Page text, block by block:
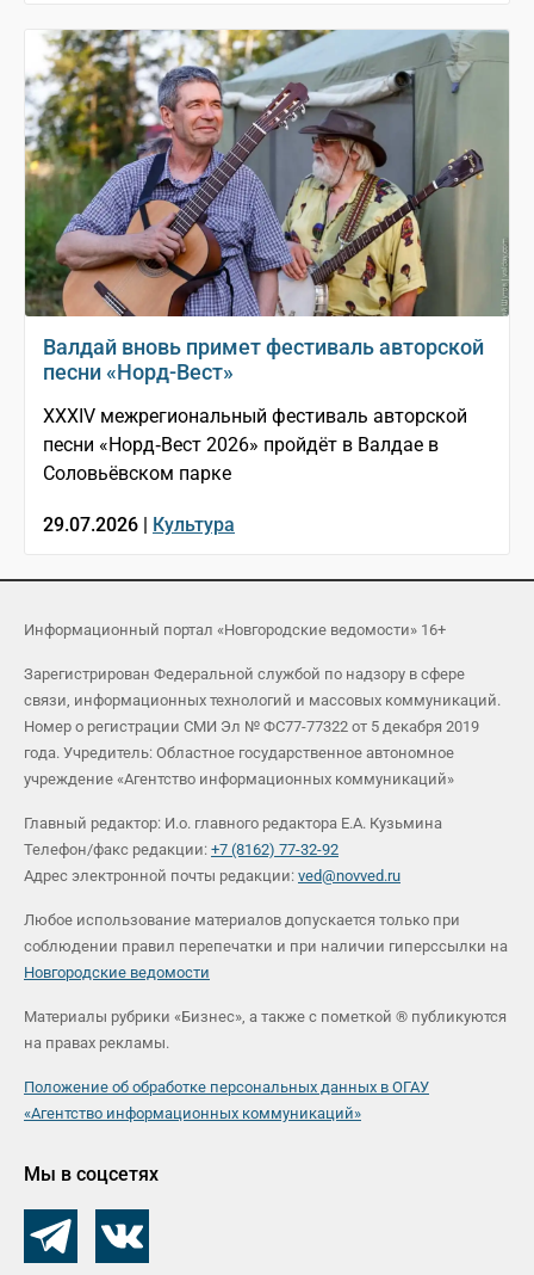
Валдай вновь примет фестиваль авторской
песни «Норд-Вест»
XXXIV межрегиональный фестиваль авторской
песни «Норд‑Вест 2026» пройдёт в Валдае в
Соловьёвском парке
29.07.2026 | Культура
Информационный портал «Новгородские ведомости» 16+
Зарегистрирован Федеральной службой по надзору в сфере
связи, информационных технологий и массовых коммуникаций.
Номер о регистрации СМИ Эл № ФС77-77322 от 5 декабря 2019
года. Учредитель: Областное государственное автономное
учреждение «Агентство информационных коммуникаций»
Главный редактор: И.о. главного редактора Е.А. Кузьмина
Телефон/факс редакции: +7 (8162) 77-32-92
Адрес электронной почты редакции: ved@novved.ru
Любое использование материалов допускается только при
соблюдении правил перепечатки и при наличии гиперссылки на
Новгородские ведомости
Материалы рубрики «Бизнес», а также с пометкой ® публикуются
на правах рекламы.
Положение об обработке персональных данных в ОГАУ
«Агентство информационных коммуникаций»
Мы в соцсетях